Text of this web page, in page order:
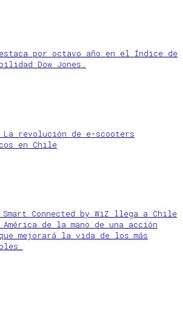
por octavo año en el Índice de
Dow Jones.
La revolución de e-scooters
en Chile
Connected by WiZ llega a Chile
de la mano de una acción
mejorará la vida de los más